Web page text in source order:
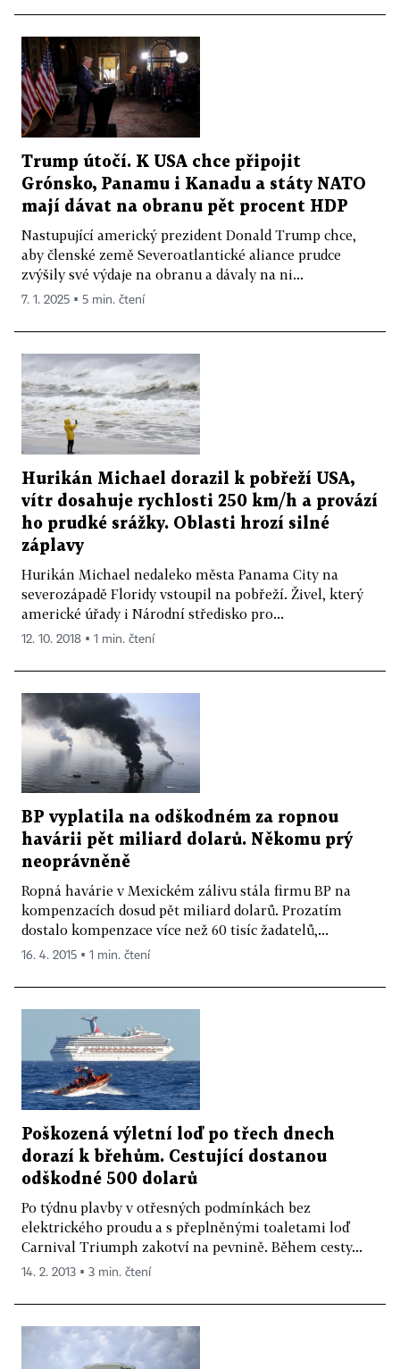
Trump útočí. K USA chce připojit
Grónsko, Panamu i Kanadu a státy NATO
mají dávat na obranu pět procent HDP
Nastupující americký prezident Donald Trump chce,
aby členské země Severoatlantické aliance prudce
zvýšily své výdaje na obranu a dávaly na ni...
7. 1. 2025 ▪ 5 min. čtení
Hurikán Michael dorazil k pobřeží USA,
vítr dosahuje rychlosti 250 km/h a provází
ho prudké srážky. Oblasti hrozí silné
záplavy
Hurikán Michael nedaleko města Panama City na
severozápadě Floridy vstoupil na pobřeží. Živel, který
americké úřady i Národní středisko pro...
12. 10. 2018 ▪ 1 min. čtení
BP vyplatila na odškodném za ropnou
havárii pět miliard dolarů. Někomu prý
neoprávněně
Ropná havárie v Mexickém zálivu stála firmu BP na
kompenzacích dosud pět miliard dolarů. Prozatím
dostalo kompenzace více než 60 tisíc žadatelů,...
16. 4. 2015 ▪ 1 min. čtení
Poškozená výletní loď po třech dnech
dorazí k břehům. Cestující dostanou
odškodné 500 dolarů
Po týdnu plavby v otřesných podmínkách bez
elektrického proudu a s přeplněnými toaletami loď
Carnival Triumph zakotví na pevnině. Během cesty...
14. 2. 2013 ▪ 3 min. čtení